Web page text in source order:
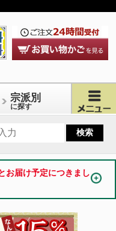
宗派別
に探す
お届け予定につきまし